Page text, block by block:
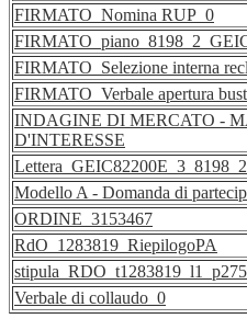
FIRMATO_Nomina RUP_0
FIRMATO_Selezione interna
FIRMATO_Verbale apertura
INDAGINE DI MERCATO -
D'INTERESSE
Modello A - Domanda di
ORDINE_3153467
RdO_1283819_RiepilogoPA
Verbale di collaudo_0